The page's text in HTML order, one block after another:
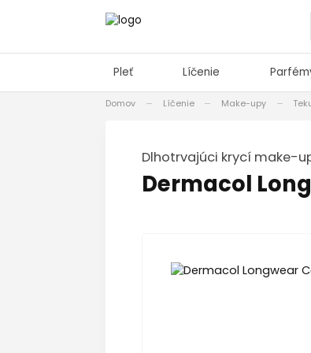
Pleť Líčenie
Domov Líčenie Make-upy
Dlhotrvajúci krycí make-
Dermacol